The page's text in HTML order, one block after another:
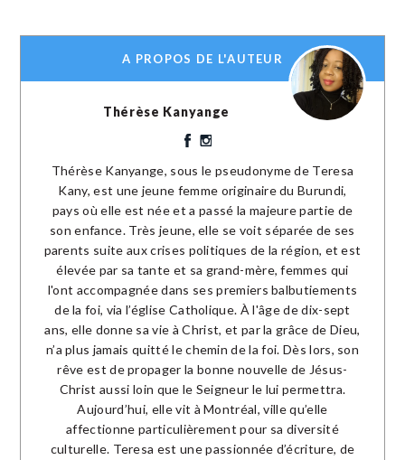
A PROPOS DE L'AUTEUR
Thérèse Kanyange
Thérèse Kanyange, sous le pseudonyme de Teresa
Kany, est une jeune femme originaire du Burundi,
pays où elle est née et a passé la majeure partie de
son enfance. Très jeune, elle se voit séparée de ses
parents suite aux crises politiques de la région, et est
élevée par sa tante et sa grand-mère, femmes qui
l'ont accompagnée dans ses premiers balbutiements
de la foi, via l’église Catholique. À l'âge de dix-sept
ans, elle donne sa vie à Christ, et par la grâce de Dieu,
n’a plus jamais quitté le chemin de la foi. Dès lors, son
rêve est de propager la bonne nouvelle de Jésus-
Christ aussi loin que le Seigneur le lui permettra.
Aujourd’hui, elle vit à Montréal, ville qu’elle
affectionne particulièrement pour sa diversité
culturelle. Teresa est une passionnée d’écriture, de